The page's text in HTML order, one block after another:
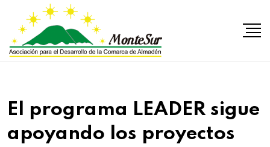
El programa LEADER sigue
apoyando los proyectos